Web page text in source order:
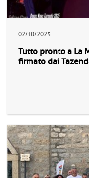
02/10/2025
Tutto pronto a La
firmato dai